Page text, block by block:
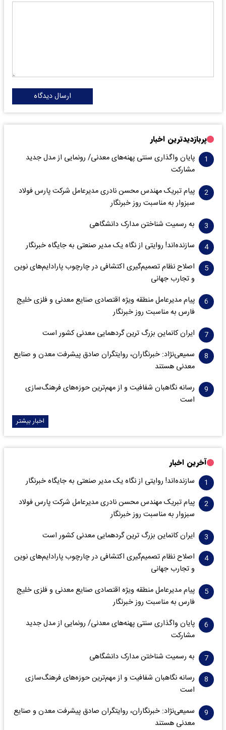
ارسال دیدگاه
پربازدیدترین اخبار
پایان واگذاری‌ سنتی پهنه‌های معدنی/ رونمایی از مدل جدید
مشارکت
پیام تبریک مهندس محسن نادری مدیرعامل شرکت پارس فولاد
سبزوار به مناسبت روز خبرنگار
به رسمیت شناختن مدارک دانشگاهی
سازنده‌اند! روایتی از نگاه یک مدیر صنعتی به جایگاه خبرنگار
اصلاح نظام تصمیم‌گیری اکتشافی در چارچوب پارادایم‌های نوین
و تجارب جهانی
پیام مدیرعامل منطقه ویژه اقتصادی صنایع معدنی و فلزی خلیج
فارس به مناسبت روز خبرنگار‌
ایران کانماین بزرگ ترین گردهمایی معدنی کشور است
سمیعی‌نژاد: خبرنگاران، روایتگران صادق پیشرفت معدن و صنایع
معدنی هستند
رسانه نگاهبان شفافیت و از مهم‌ترین حوزه‌های فرهنگ‌سازی
است
اخبار بیشتر
آخرین اخبار
سازنده‌اند! روایتی از نگاه یک مدیر صنعتی به جایگاه خبرنگار
پیام تبریک مهندس محسن نادری مدیرعامل شرکت پارس فولاد
سبزوار به مناسبت روز خبرنگار
ایران کانماین بزرگ ترین گردهمایی معدنی کشور است
اصلاح نظام تصمیم‌گیری اکتشافی در چارچوب پارادایم‌های نوین
و تجارب جهانی
پیام مدیرعامل منطقه ویژه اقتصادی صنایع معدنی و فلزی خلیج
فارس به مناسبت روز خبرنگار‌
پایان واگذاری‌ سنتی پهنه‌های معدنی/ رونمایی از مدل جدید
مشارکت
به رسمیت شناختن مدارک دانشگاهی
رسانه نگاهبان شفافیت و از مهم‌ترین حوزه‌های فرهنگ‌سازی
است
سمیعی‌نژاد: خبرنگاران، روایتگران صادق پیشرفت معدن و صنایع
معدنی هستند